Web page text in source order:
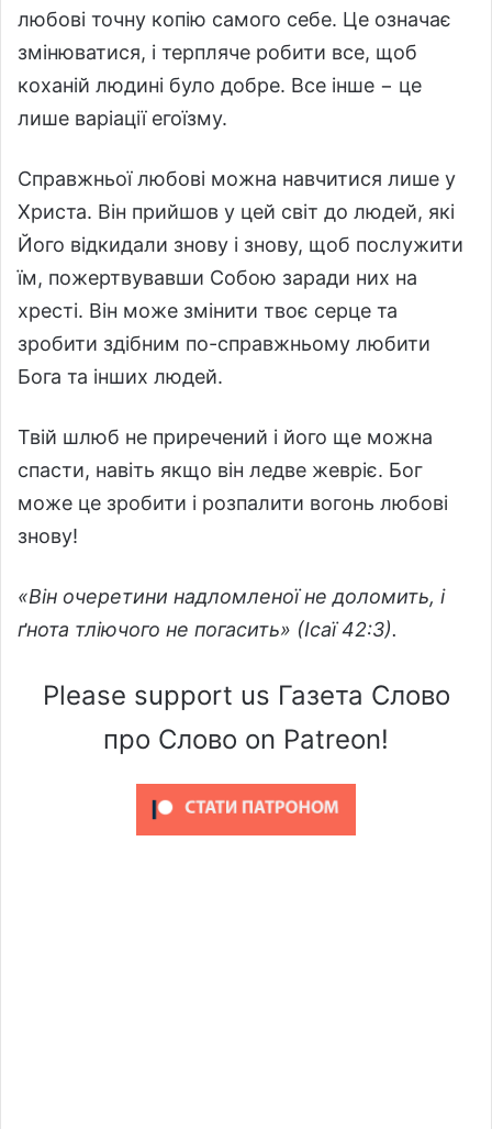
любові точну копію самого себе. Це означає
змінюватися, і терпляче робити все, щоб
коханій людині було добре. Все інше − це
лише варіації егоїзму.
Справжньої любові можна навчитися лише у
Христа. Він прийшов у цей світ до людей, які
Його відкидали знову і знову, щоб послужити
їм, пожертвувавши Собою заради них на
хресті. Він може змінити твоє серце та
зробити здібним по-справжньому любити
Бога та інших людей.
Твій шлюб не приречений і його ще можна
спасти, навіть якщо він ледве жевріє. Бог
може це зробити і розпалити вогонь любові
знову!
«Він очеретини надломленої не доломить, і
ґнота тліючого не погасить» (Ісаї 42:3).
Please support us Газета Слово
про Слово on Patreon!